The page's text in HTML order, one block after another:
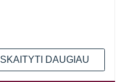
SKAITYTI DAUGIAU